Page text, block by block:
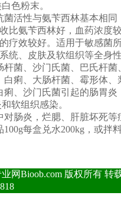
色粉末。
菌活性与氨苄西林基本相
西林好，血药浓度
好。适用于敏感菌
肤及软组织等全身性
杆菌、沙门氏菌、巴氏杆
肠杆菌、霉形体、浆膜
氏菌引起的肠胃炎，胸
织感染。
，烂腮、肝脏坏死等症
100g每盒兑水200kg，或
网Bioob.com 版权所有